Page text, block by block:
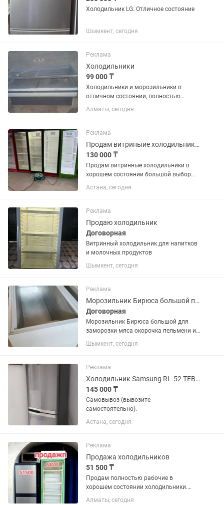
Холодильник LG. Отличное состояние
Шымкент, сегодня
Реклама
Холодильники
99 000 ₸
Холодильники и морозильники в
отличном состоянии, полностью
рабочие, все чистые ухожэные как на
фото, на каждый холодильник дам
помогу с доставкой, кому интересно...
Алматы, сегодня
Реклама
Продам витриныие холодильник в хорошем состоянии
130 000 ₸
Продам витринные холодильники в
хорошем состоянии большой выбор
тауелсыздык 26
Астана, сегодня
Реклама
Продаю холодильник
Договорная
Витринный холодильник для напитков
и молочных продуктов
Шымкент, сегодня
Реклама
Морозильник Бирюса большой почти новый
Договорная
Морозильник Бирюса большой для
заморозки мяса окорочка пельмени и
ягод
Шымкент, сегодня
Реклама
Холодильник Samsung RL-52 TEBIH
145 000 ₸
Самовывоз (вывозите
самостоятельно).
Астана, сегодня
Реклама
Продажа холодильников
51 500 ₸
Продам полностью рабочие в
хорошем состоянии холодильники.
Холодильники очень хорошо морозит
Алматы, сегодня